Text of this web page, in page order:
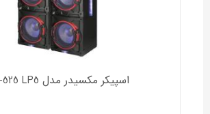
اسپیکر مکسیدر مدل YM-525 LP5